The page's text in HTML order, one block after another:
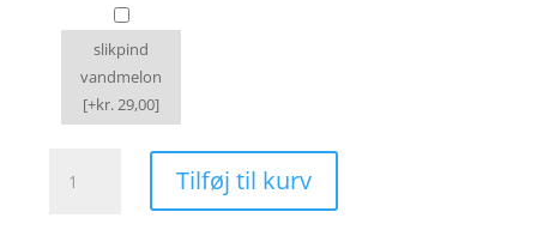
slikpind
vandmelon
[+kr. 29,00]
buket
Tilføj til kurv